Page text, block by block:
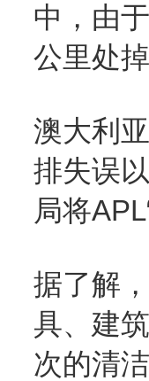
中，由
公里处
澳大利
排失误
局将
据了解
具、建
次的清